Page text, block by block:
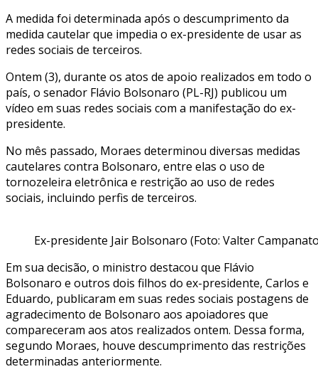
A medida foi determinada após o descumprimento da
medida cautelar que impedia o ex-presidente de usar as
redes sociais de terceiros.
Ontem (3), durante os atos de apoio realizados em todo o
país, o senador Flávio Bolsonaro (PL-RJ) publicou um
vídeo em suas redes sociais com a manifestação do ex-
presidente.
No mês passado, Moraes determinou diversas medidas
cautelares contra Bolsonaro, entre elas o uso de
tornozeleira eletrônica e restrição ao uso de redes
sociais, incluindo perfis de terceiros.
Ex-presidente Jair Bolsonaro (Foto: Valter
Em sua decisão, o ministro destacou que Flávio
Bolsonaro e outros dois filhos do ex-presidente, Carlos e
Eduardo, publicaram em suas redes sociais postagens de
agradecimento de Bolsonaro aos apoiadores que
compareceram aos atos realizados ontem. Dessa forma,
segundo Moraes, houve descumprimento das restrições
determinadas anteriormente.